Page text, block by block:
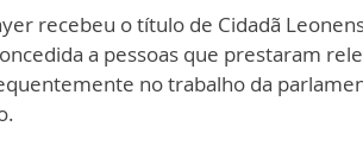
recebeu o título de Cidadã
a pessoas que prestaram
no trabalho da